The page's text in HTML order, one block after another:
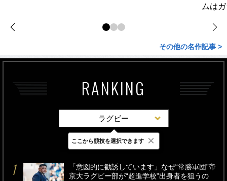
ムは
その他の名作記事 >
RANKING
ラグビー
最新 24時間 週間
「意図的に勧誘しています」なぜ“常勝軍団”帝
京大ラグビー部が“超進学校”出身者を狙うの
ここから競技を選択できます ×